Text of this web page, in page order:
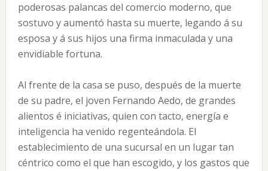
poderosas palancas del comercio moderno, que
sostuvo y aumentó hasta su muerte, legando á su
esposa y á sus hijos una firma inmaculada y una
envidiable fortuna.
Al frente de la casa se puso, después de la muerte
de su padre, el joven Fernando Aedo, de grandes
alientos é iniciativas, quien con tacto, energía e
inteligencia ha venido regenteándola. El
establecimiento de una sucursal en un lugar tan
céntrico como el que han escogido, y los gastos que